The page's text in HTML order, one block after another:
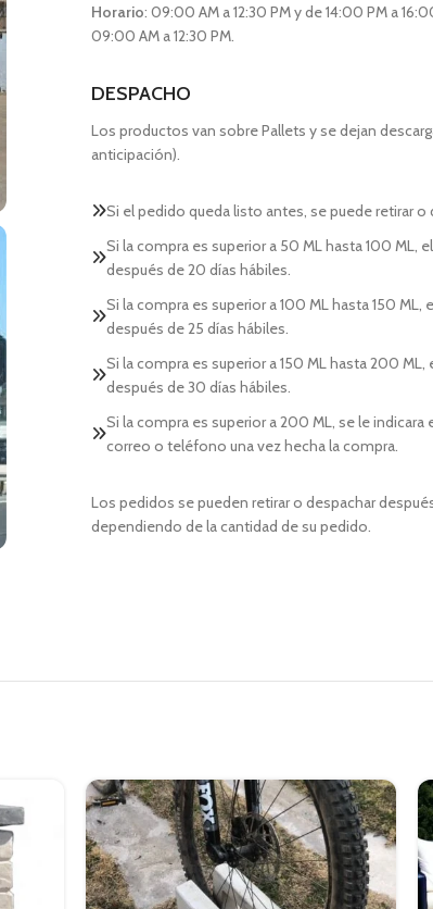
Horario: 09:00 AM a 12:30 PM y de 14:00 PM a
09:00 AM a 12:30 PM.
DESPACHO
Los productos van sobre Pallets y se dejan
anticipación).
Si el pedido queda listo antes, se puede retirar o
Si la compra es superior a 50 ML hasta 100 ML,
después de 20 días hábiles.
Si la compra es superior a 100 ML hasta 150
después de 25 días hábiles.
Si la compra es superior a 150 ML hasta 200
después de 30 días hábiles.
Si la compra es superior a 200 ML, se le
correo o teléfono una vez hecha la compra.
Los pedidos se pueden retirar o despachar
dependiendo de la cantidad de su pedido.